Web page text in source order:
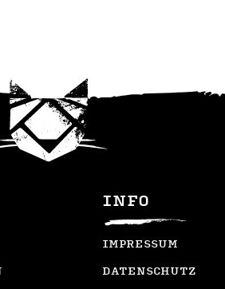
INFO
IMPRESSUM
DATENSCHUTZ